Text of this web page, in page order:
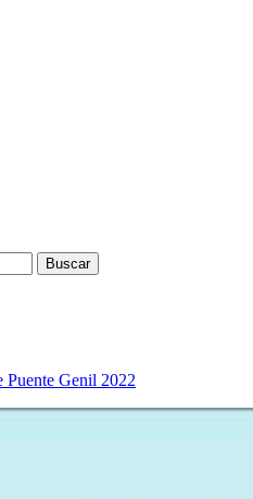
Puente Genil 2022